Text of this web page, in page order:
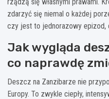
zdarzyć się niemal o każdej
czy jest to jednorazowy epizod,
Jak wygląda
co naprawdę
Deszcz na Zanzibarze nie
Europy. To zwykle ciepły,